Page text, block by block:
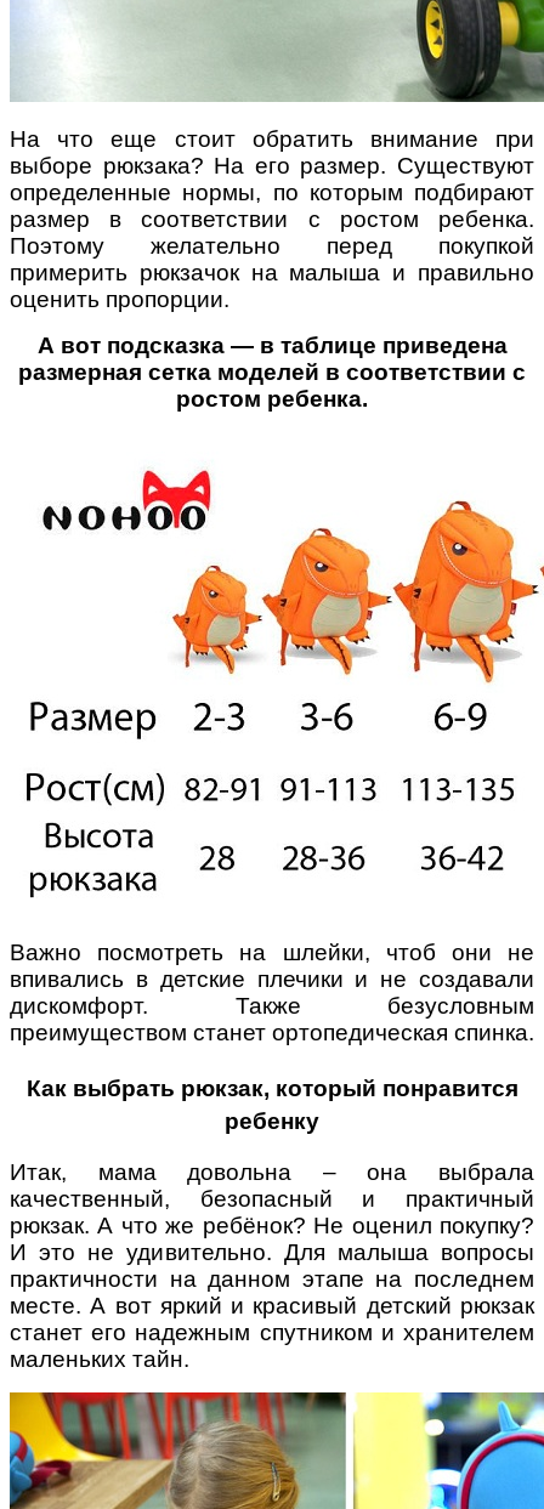
На что еще стоит обратить внимание при
выборе рюкзака? На его размер. Существуют
определенные нормы, по которым подбирают
размер в соответствии с ростом ребенка.
Поэтому желательно перед покупкой
примерить рюкзачок на малыша и правильно
оценить пропорции.
А вот подсказка — в таблице приведена
размерная сетка моделей в соответствии с
ростом ребенка.
Важно посмотреть на шлейки, чтоб они не
впивались в детские плечики и не создавали
дискомфорт. Также безусловным
преимуществом станет ортопедическая спинка.
Как выбрать рюкзак, который понравится
ребенку
Итак, мама довольна – она выбрала
качественный, безопасный и практичный
рюкзак. А что же ребёнок? Не оценил покупку?
И это не удивительно. Для малыша вопросы
практичности на данном этапе на последнем
месте. А вот яркий и красивый детский рюкзак
станет его надежным спутником и хранителем
маленьких тайн.